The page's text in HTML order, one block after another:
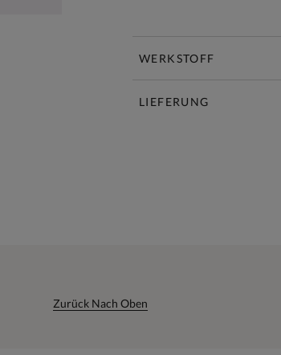
WERKSTOFF
LIEFERUNG
Zurück Nach Oben